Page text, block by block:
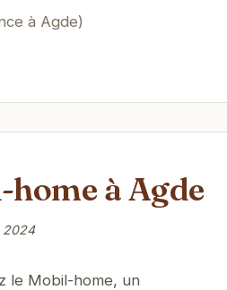
à Agde)
à Agde
2024
le Mobil-home, un